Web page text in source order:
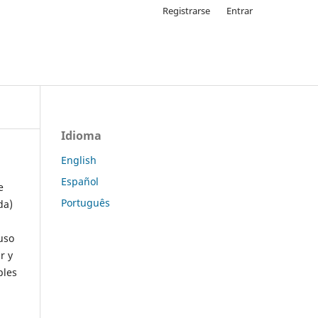
Registrarse Entrar
y
Idioma
English
Español
Português